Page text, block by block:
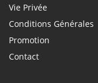
Vie Privée
Conditions Générales
Promotion
Contact